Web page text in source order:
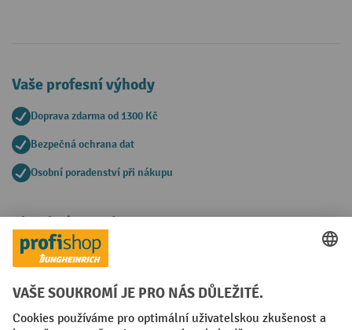
Vaše profesní výhody
Doprava zdarma od 1300 Kč
Bezpečná ochrana dat
Osobní poradenství při nákupu
Platební metody
Faktura
Sociální sítě